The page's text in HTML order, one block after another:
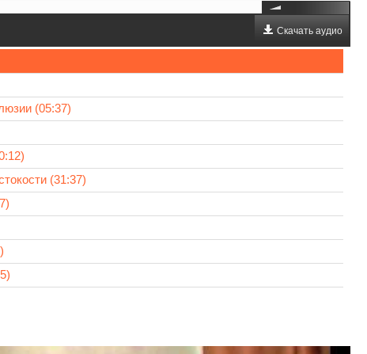
Скачать аудио
(05:37)
(31:37)